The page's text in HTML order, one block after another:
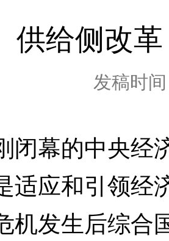
供给侧改
发稿时
闭幕的中央经
适应和引领经
机发生后综合